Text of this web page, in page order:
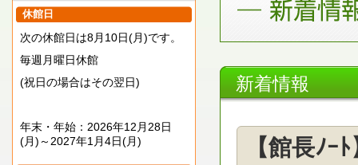
休館日
次の休館日は8月10日(月)です。
毎週月曜日休館
(祝日の場合はその翌日)
年末・年始：2026年12月28日
(月)～2027年1月4日(月)
新着情報
【館長ﾉ